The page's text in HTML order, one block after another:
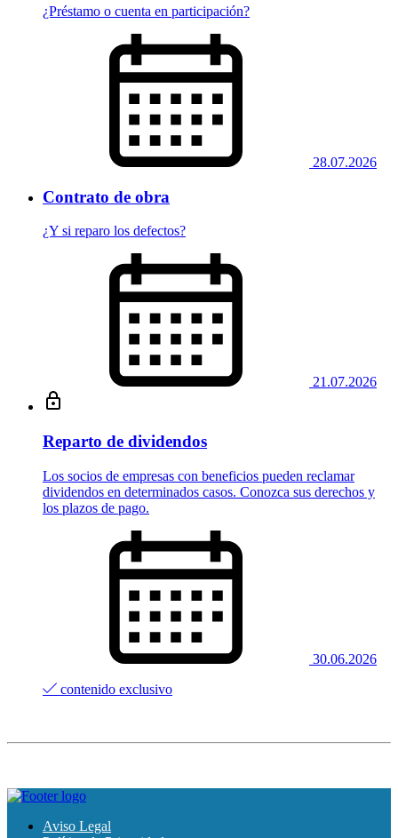
¿Préstamo o cuenta en participación?
28.07.2026
Contrato de obra
¿Y si reparo los defectos?
21.07.2026
Reparto de dividendos
Los socios de empresas con beneficios pueden reclamar
dividendos en determinados casos. Conozca sus derechos y
los plazos de pago.
30.06.2026
contenido exclusivo
Aviso Legal